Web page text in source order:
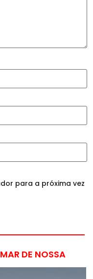
para a próxima vez
DE NOSSA